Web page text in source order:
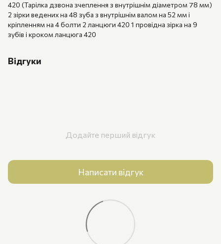
420 (Тарілка дзвона зчеплення з внутрішнім діаметром 78 мм)
2 зірки ведених на 48 зуба з внутрішнім валом на 52 мм і
кріпленням на 4 болти 2 ланцюги 420 1 провідна зірка на 9
зубів і кроком ланцюга 420
Відгуки
Додайте перший відгук
Написати відгук